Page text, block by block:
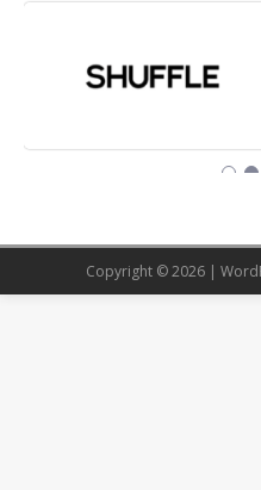
Copyright © 2026 |